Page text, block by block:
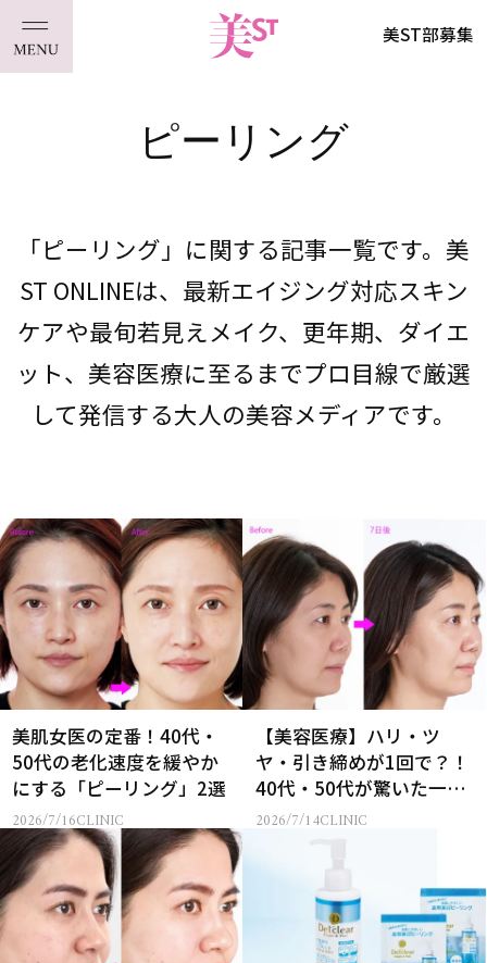
美ST部募集
ピーリング
「ピーリング」に関する記事一覧です。美
ST ONLINEは、最新エイジング対応スキン
ケアや最旬若見えメイク、更年期、ダイエ
ット、美容医療に至るまでプロ目線で厳選
して発信する大人の美容メディアです。
美肌女医の定番！40代・
50代の老化速度を緩やか
にする「ピーリング」2選
2026/7/16CLINIC
【美容医療】ハリ・ツ
ヤ・引き締めが1回で？！
40代・50代が驚いた一石
三鳥「花珠ピール」とは
2026/7/14CLINIC